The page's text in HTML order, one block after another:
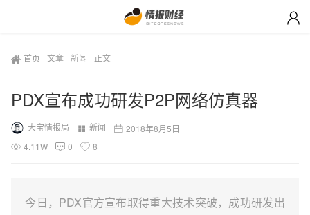
首页 -文章-新闻 - 正文
PDX宣布成功研发P2P网络仿真器
大宝情报局 新闻
2018年8月5日
4.11W
0 8
今日，PDX官方宣布取得重大技术突破，成功研发出